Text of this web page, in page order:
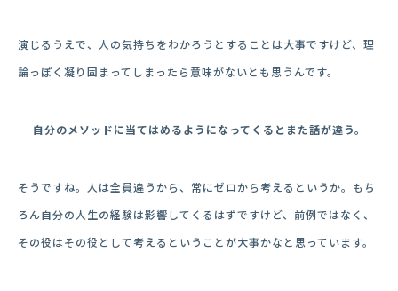
演じるうえで、人の気持ちをわかろうとすることは大事ですけど、理
論っぽく凝り固まってしまったら意味がないとも思うんです。
― 自分のメソッドに当てはめるようになってくるとまた話が違う。
そうですね。人は全員違うから、常にゼロから考えるというか。もち
ろん自分の人生の経験は影響してくるはずですけど、前例ではなく、
その役はその役として考えるということが大事かなと思っています。